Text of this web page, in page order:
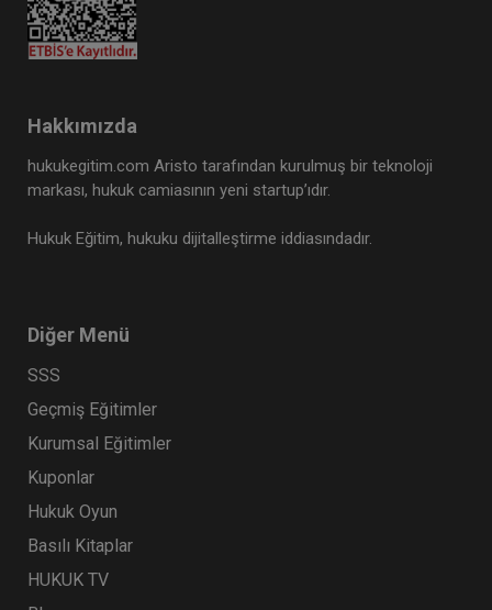
Hakkımızda
hukukegitim.com Aristo tarafından kurulmuş bir teknoloji
markası, hukuk camiasının yeni startup’ıdır.
Hukuk Eğitim, hukuku dijitalleştirme iddiasındadır.
Diğer Menü
SSS
Geçmiş Eğitimler
Kurumsal Eğitimler
Kuponlar
Hukuk Oyun
Basılı Kitaplar
HUKUK TV